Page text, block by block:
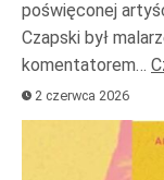
poświęconej
Czapski był
komentatorem…
2 czerwca 2026
Odtwarzacz